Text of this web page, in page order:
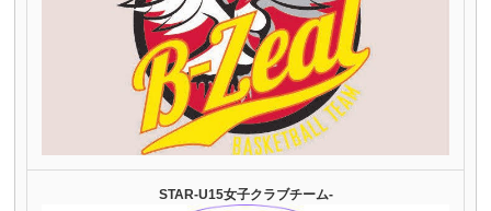
STAR-U15女子クラブチーム-